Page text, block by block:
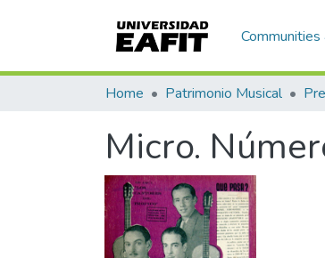
Home Patrimonio Musical
Micro.